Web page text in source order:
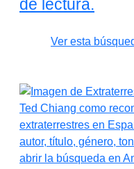
de lectura.
Ver esta